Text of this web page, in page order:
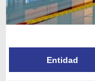
Entidad